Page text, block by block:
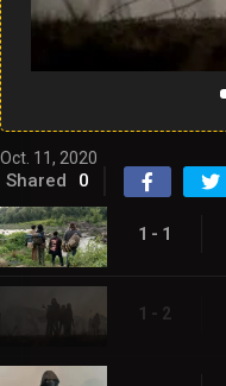
Oct. 11, 2020
Shared 0
1 - 1
1 - 2